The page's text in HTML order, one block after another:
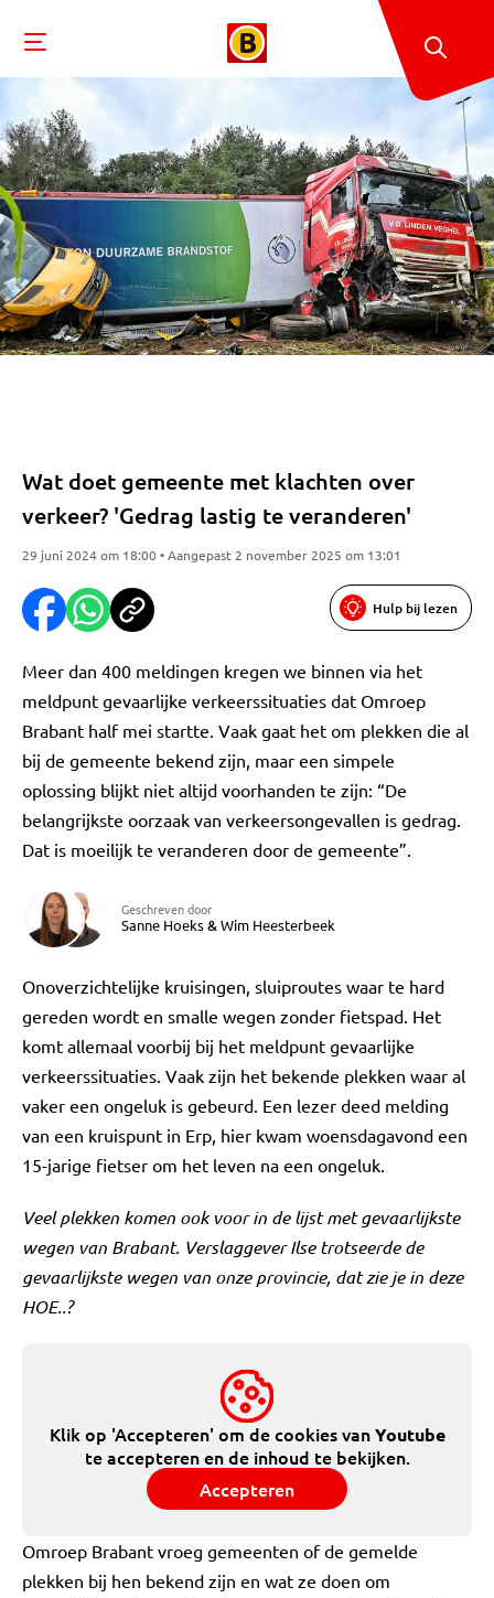
Wat doet gemeente met klachten over
verkeer? 'Gedrag lastig te veranderen'
29 juni 2024 om 18:00 • Aangepast 2 november 2025 om 13:01
Hulp bij lezen
Meer dan 400 meldingen kregen we binnen via het
meldpunt gevaarlijke verkeerssituaties dat Omroep
Brabant half mei startte. Vaak gaat het om plekken die al
bij de gemeente bekend zijn, maar een simpele
oplossing blijkt niet altijd voorhanden te zijn: “De
belangrijkste oorzaak van verkeersongevallen is gedrag.
Dat is moeilijk te veranderen door de gemeente”.
Geschreven door
Sanne Hoeks&Wim Heesterbeek
Onoverzichtelijke kruisingen, sluiproutes waar te hard
gereden wordt en smalle wegen zonder fietspad. Het
komt allemaal voorbij bij het meldpunt gevaarlijke
verkeerssituaties. Vaak zijn het bekende plekken waar al
vaker een ongeluk is gebeurd. Een lezer deed melding
van een kruispunt in Erp, hier kwam woensdagavond een
15-jarige fietser om het leven na een ongeluk.
Veel plekken komen ook voor in de lijst met gevaarlijkste
wegen van Brabant. Verslaggever Ilse trotseerde de
gevaarlijkste wegen van onze provincie, dat zie je in deze
HOE..?
Klik op 'Accepteren' om de cookies vanYoutube
te accepteren en de inhoud te bekijken.
Accepteren
Omroep Brabant vroeg gemeenten of de gemelde
plekken bij hen bekend zijn en wat ze doen om